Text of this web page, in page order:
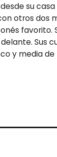
su
otros dos
favorito.
Sus
y media